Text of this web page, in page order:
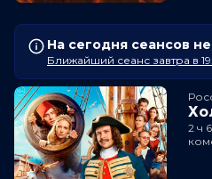
На сегодня сеансов
Ближайший сеанс завтра в
2 ч